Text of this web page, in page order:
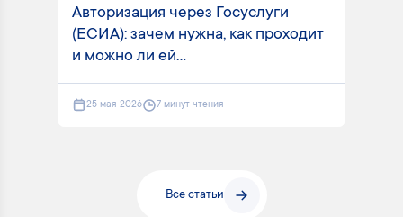
Авторизация через Госуслуги
(ЕСИА): зачем нужна, как проходит
и можно ли ей...
25 мая 2026 7 минут чтения
Все статьи